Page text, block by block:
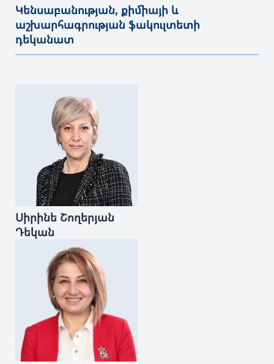
Կենսաբանության, քիմիայի և
աշխարհագրության ֆակուլտետի
դեկանատ
Սիրինե Շողերյան
Դեկան